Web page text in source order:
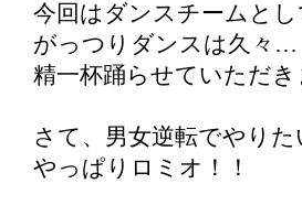
今回はダンスチームと
がっつりダンスは久々…
精一杯踊らせていただき
さて、男女逆転でやり
やっぱりロミオ！！